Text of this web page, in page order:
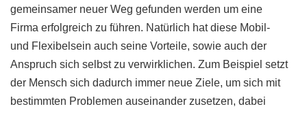
gemeinsamer neuer Weg gefunden werden um eine
Firma erfolgreich zu führen. Natürlich hat diese Mobil-
und Flexibelsein auch seine Vorteile, sowie auch der
Anspruch sich selbst zu verwirklichen. Zum Beispiel setzt
der Mensch sich dadurch immer neue Ziele, um sich mit
bestimmten Problemen auseinander zusetzen, dabei